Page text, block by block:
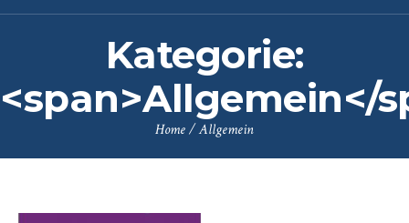
Kategorie:
<span>Allgemein</
Home/Allgemein